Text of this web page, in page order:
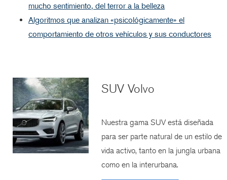
mucho sentimiento, del terror a la belleza
Algoritmos que analizan «psicológicamente» el
comportamiento de otros vehículos y sus conductores
SUV Volvo
Nuestra gama SUV está diseñada
para ser parte natural de un estilo de
vida activo, tanto en la jungla urbana
como en la interurbana.